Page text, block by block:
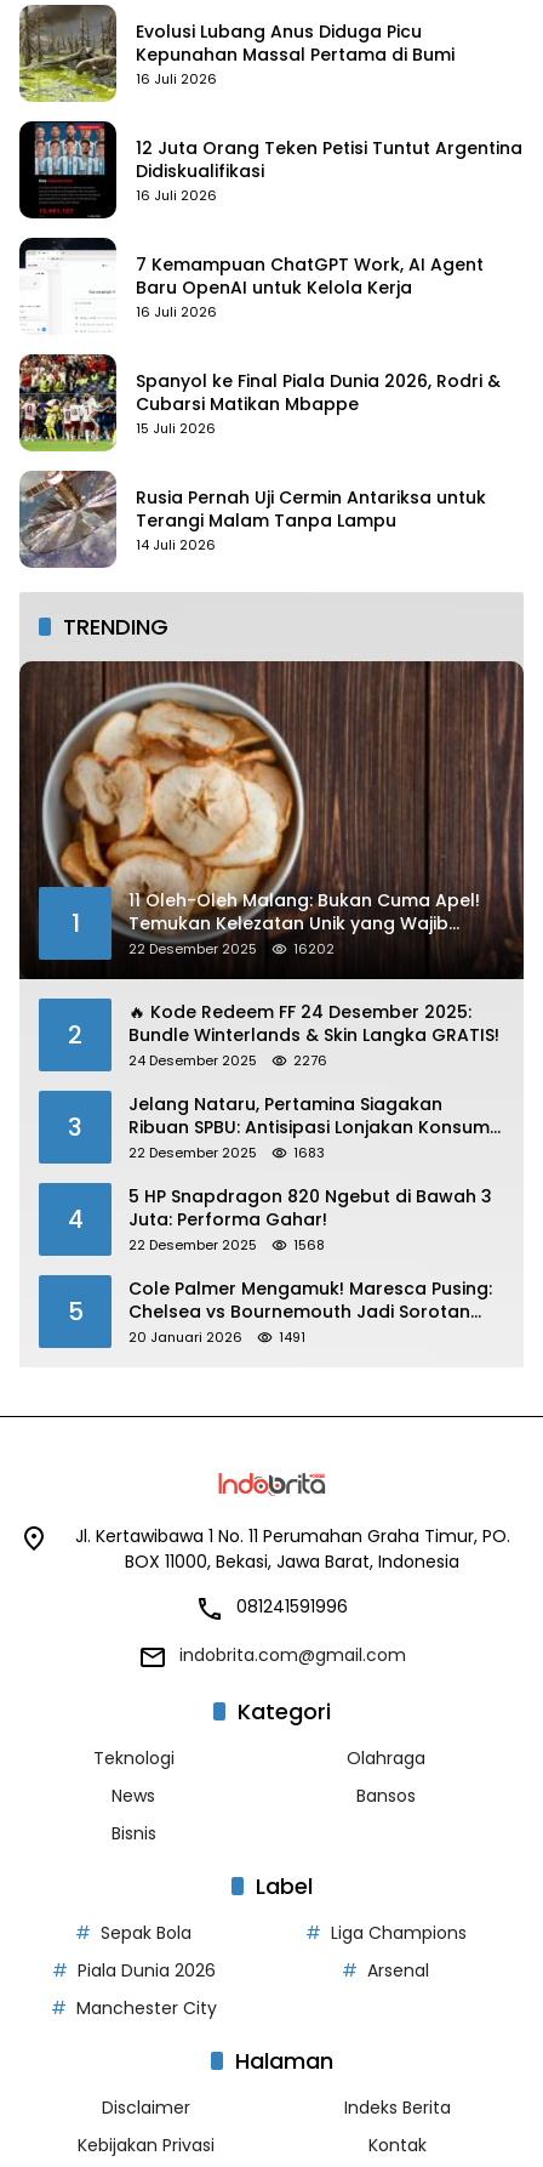
Evolusi Lubang Anus Diduga Picu
Kepunahan Massal Pertama di Bumi
16 Juli 2026
12 Juta Orang Teken Petisi Tuntut Argentina
Didiskualifikasi
16 Juli 2026
7 Kemampuan ChatGPT Work, AI Agent
Baru OpenAI untuk Kelola Kerja
16 Juli 2026
Spanyol ke Final Piala Dunia 2026, Rodri &
Cubarsi Matikan Mbappe
15 Juli 2026
Rusia Pernah Uji Cermin Antariksa untuk
Terangi Malam Tanpa Lampu
14 Juli 2026
TRENDING
1
11 Oleh-Oleh Malang: Bukan Cuma Apel!
Temukan Kelezatan Unik yang Wajib
Dibawa
22 Desember 2025 16202
2
🔥 Kode Redeem FF 24 Desember 2025:
Bundle Winterlands & Skin Langka GRATIS!
24 Desember 2025 2276
3
Jelang Nataru, Pertamina Siagakan
Ribuan SPBU: Antisipasi Lonjakan Konsumsi
BBM dan LPG!
22 Desember 2025 1683
4
5 HP Snapdragon 820 Ngebut di Bawah 3
Juta: Performa Gahar!
22 Desember 2025 1568
5
Cole Palmer Mengamuk! Maresca Pusing:
Chelsea vs Bournemouth Jadi Sorotan
Utama
20 Januari 2026 1491
Jl. Kertawibawa 1 No. 11 Perumahan Graha Timur, PO.
BOX 11000, Bekasi, Jawa Barat, Indonesia
081241591996
indobrita.com@gmail.com
Kategori
Teknologi
Olahraga
News
Bansos
Bisnis
Label
Sepak Bola
Liga Champions
Piala Dunia 2026
Arsenal
Manchester City
Halaman
Disclaimer
Indeks Berita
Kebijakan Privasi
Kontak